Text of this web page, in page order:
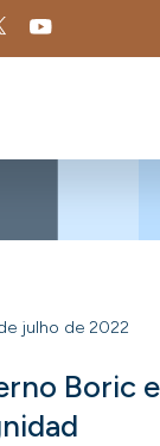
julho de 2022
Boric